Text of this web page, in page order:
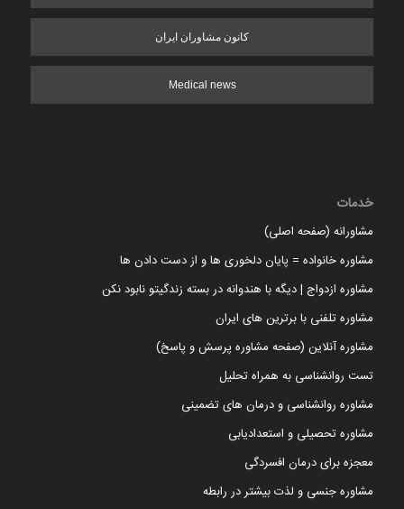
کانون مشاوران ایران
Medical news
خدمات
مشاورانه (صفحه اصلی)
مشاوره خانواده = پایان دلخوری ها و از دست دادن ها
مشاوره ازدواج | دیگه با هندوانه در بسته زندگیتو نابود نکن
مشاوره تلفنی با برترین های ایران
مشاوره آنلاین (صفحه مشاوره پرسش و پاسخ)
تست روانشناسی به همراه تحلیل
مشاوره روانشناسی و درمان های تضمینی
مشاوره تحصیلی و استعدادیابی
معجزه برای درمان افسردگی
مشاوره جنسی و لذت بیشتر در رابطه